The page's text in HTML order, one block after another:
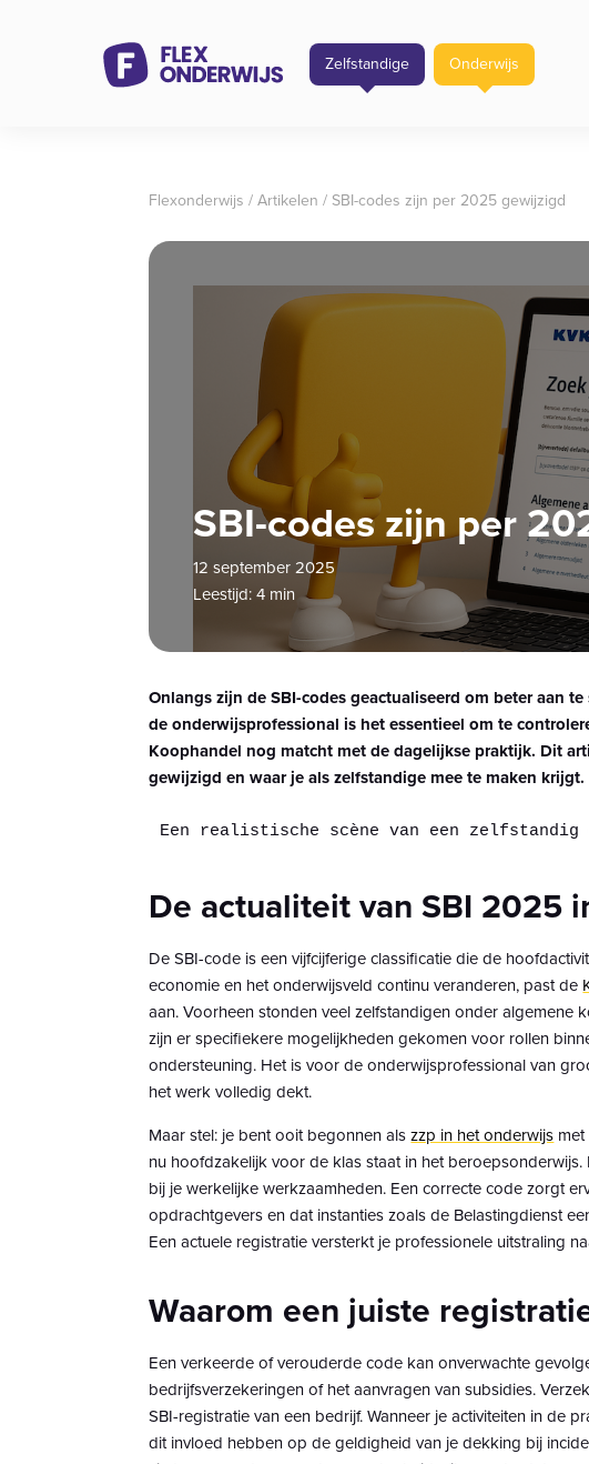
Zelfstandige Onderwijs
Flexonderwijs /Artikelen / SBI-codes zijn per 2025 gewijzigd
SBI-codes zijn per
12 september 2025
Leestijd: 4 min
Onlangs zijn de SBI-codes geactualiseerd om beter aan
de onderwijsprofessional is het essentieel om te
Koophandel nog matcht met de dagelijkse praktijk. Dit
gewijzigd en waar je als zelfstandige mee te maken krijgt.
Een realistische scène van een
De actualiteit van SBI 2025
De SBI-code is een vijfcijferige classificatie die de
economie en het onderwijsveld continu veranderen, past de
aan. Voorheen stonden veel zelfstandigen onder algemene
zijn er specifiekere mogelijkheden gekomen voor rollen
ondersteuning. Het is voor de onderwijsprofessional van
het werk volledig dekt.
Maar stel: je bent ooit begonnen alszzp in het onderwijs
nu hoofdzakelijk voor de klas staat in het
bij je werkelijke werkzaamheden. Een correcte code zorgt
opdrachtgevers en dat instanties zoals de Belastingdienst
Een actuele registratie versterkt je professionele uitstraling
Waarom een juiste
Een verkeerde of verouderde code kan onverwachte
bedrijfsverzekeringen of het aanvragen van subsidies.
SBI-registratie van een bedrijf. Wanneer je activiteiten in de
dit invloed hebben op de geldigheid van je dekking bij